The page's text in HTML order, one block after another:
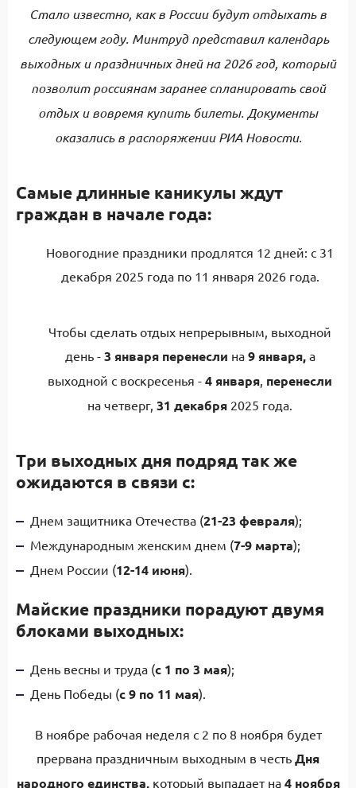
Стало известно, как в России будут отдыхать в
следующем году. Минтруд представил календарь
выходных и праздничных дней на 2026 год, который
позволит россиянам заранее спланировать свой
отдых и вовремя купить билеты. Документы
оказались в распоряжении РИА Новости.
Самые длинные каникулы ждут
граждан в начале года:
Новогодние праздники продлятся 12 дней: с 31
декабря 2025 года по 11 января 2026 года.
Чтобы сделать отдых непрерывным, выходной
день - 3 января перенесли на 9 января,а
выходной с воскресенья - 4 января, перенесли
на четверг, 31 декабря 2025 года.
Три выходных дня подряд так же
ожидаются в связи с:
Днем защитника Отечества (21-23 февраля);
Международным женским днем (7-9 марта);
Днем России (12-14 июня).
Майские праздники порадуют двумя
блоками выходных:
День весны и труда (с 1 по 3 мая);
День Победы (с 9 по 11 мая).
В ноябре рабочая неделя с 2 по 8 ноября будет
прервана праздничным выходным в честь Дня
народного единства,который выпадает на 4 ноября